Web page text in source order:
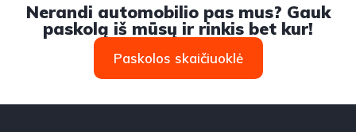
Nerandi automobilio pas mus? Gauk
paskolą iš mūsų ir rinkis bet kur!
Paskolos skaičiuoklė